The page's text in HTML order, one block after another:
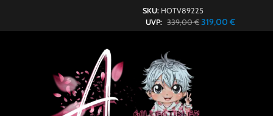
SKU: HOTV89225
UVP: 339,00€ 319,00 €